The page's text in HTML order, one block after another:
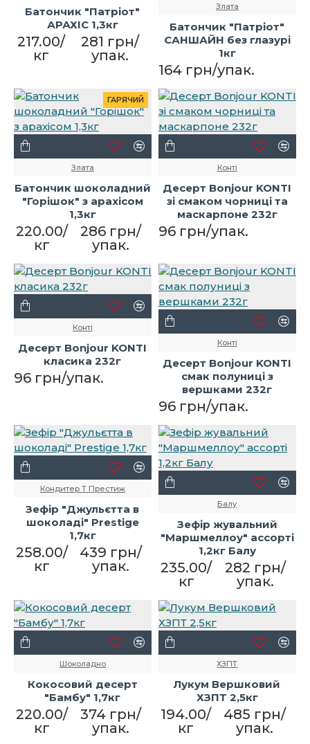
Батончик "Патріот"
АРАХІС 1,3кг
217.00/
кг
281 грн/
упак.
Злата
Батончик "Патріот"
САНШАЙН без глазурі
1кг
164 грн/упак.
ГАРЯЧИЙ
Злата
Батончик шоколадний
"Горішок" з арахісом
1,3кг
220.00/
кг
286 грн/
упак.
Конті
Десерт Bonjour KONTI
зі смаком чорниці та
маскарпоне 232г
96 грн/упак.
Конті
Десерт Bonjour KONTI
класика 232г
96 грн/упак.
Конті
Десерт Bonjour KONTI
смак полуниці з
вершками 232г
96 грн/упак.
Кондитер Т Престиж
Зефір "Джульєтта в
шоколаді" Prestige
1,7кг
258.00/
кг
439 грн/
упак.
Балу
Зефір жувальний
"Маршмеллоу" ассорті
1,2кг Балу
235.00/
кг
282 грн/
упак.
Шоколадно
Кокосовий десерт
"Бамбу" 1,7кг
220.00/
кг
374 грн/
упак.
ХЗПТ
Лукум Вершковий
ХЗПТ 2,5кг
194.00/
кг
485 грн/
упак.